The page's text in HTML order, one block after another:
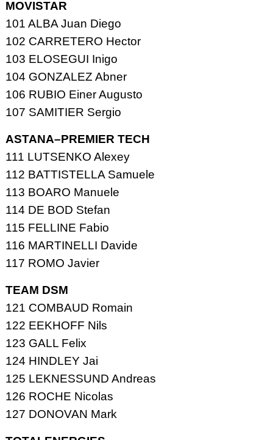
MOVISTAR
101 ALBA Juan Diego
102 CARRETERO Hector
103 ELOSEGUI Inigo
104 GONZALEZ Abner
106 RUBIO Einer Augusto
107 SAMITIER Sergio
ASTANA–PREMIER TECH
111 LUTSENKO Alexey
112 BATTISTELLA Samuele
113 BOARO Manuele
114 DE BOD Stefan
115 FELLINE Fabio
116 MARTINELLI Davide
117 ROMO Javier
TEAM DSM
121 COMBAUD Romain
122 EEKHOFF Nils
123 GALL Felix
124 HINDLEY Jai
125 LEKNESSUND Andreas
126 ROCHE Nicolas
127 DONOVAN Mark